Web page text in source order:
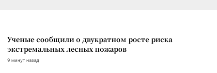
Ученые сообщили о двукратном росте риска
экстремальных лесных пожаров
9 минут назад